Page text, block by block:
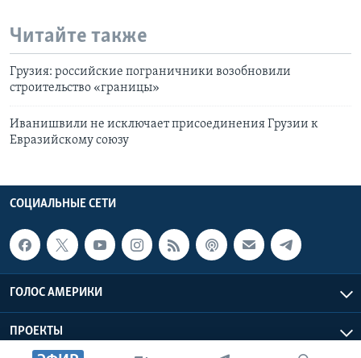
Читайте также
Грузия: российские пограничники возобновили
строительство «границы»
Иванишвили не исключает присоединения Грузии к
Евразийскому союзу
СОЦИАЛЬНЫЕ СЕТИ
ГОЛОС АМЕРИКИ
ПРОЕКТЫ